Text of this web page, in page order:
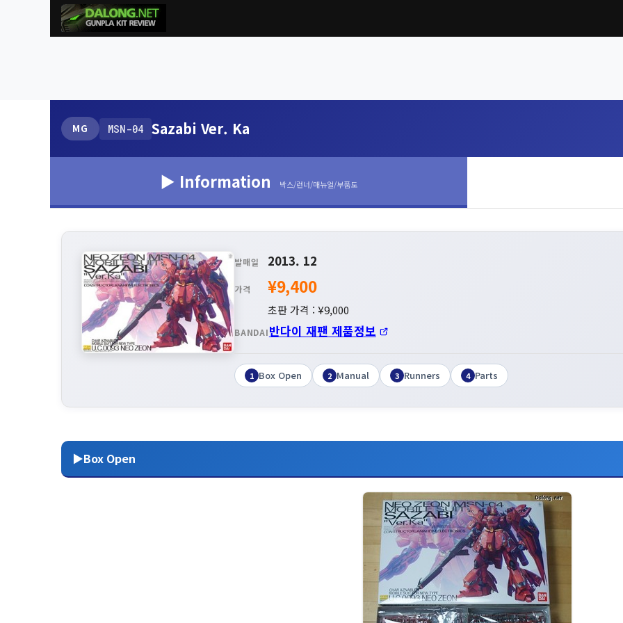
MG MSN-04 Sazabi Ver. Ka
▶ Information 박스/런너/매뉴얼/부품도
발매일 2013. 12
가격 ¥9,400
초판 가격 : ¥9,000
BANDAI반다이 재팬 제품정보
1 Box Open 2 Manual 3 Runners 4 Parts
▶Box Open